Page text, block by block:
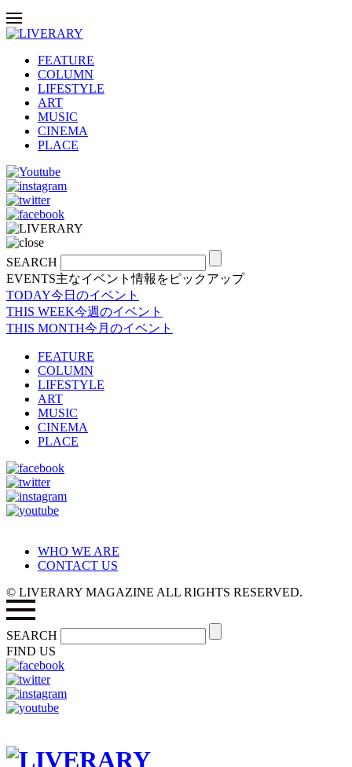
FEATURE
COLUMN
LIFESTYLE
ART
MUSIC
CINEMA
PLACE
SEARCH
EVENTS主なイベント情報をピックアップ
TODAY今日のイベント
THIS WEEK今週のイベント
THIS MONTH今月のイベント
FEATURE
COLUMN
LIFESTYLE
ART
MUSIC
CINEMA
PLACE
WHO WE ARE
CONTACT US
© LIVERARY MAGAZINE ALL RIGHTS RESERVED.
SEARCH
FIND US